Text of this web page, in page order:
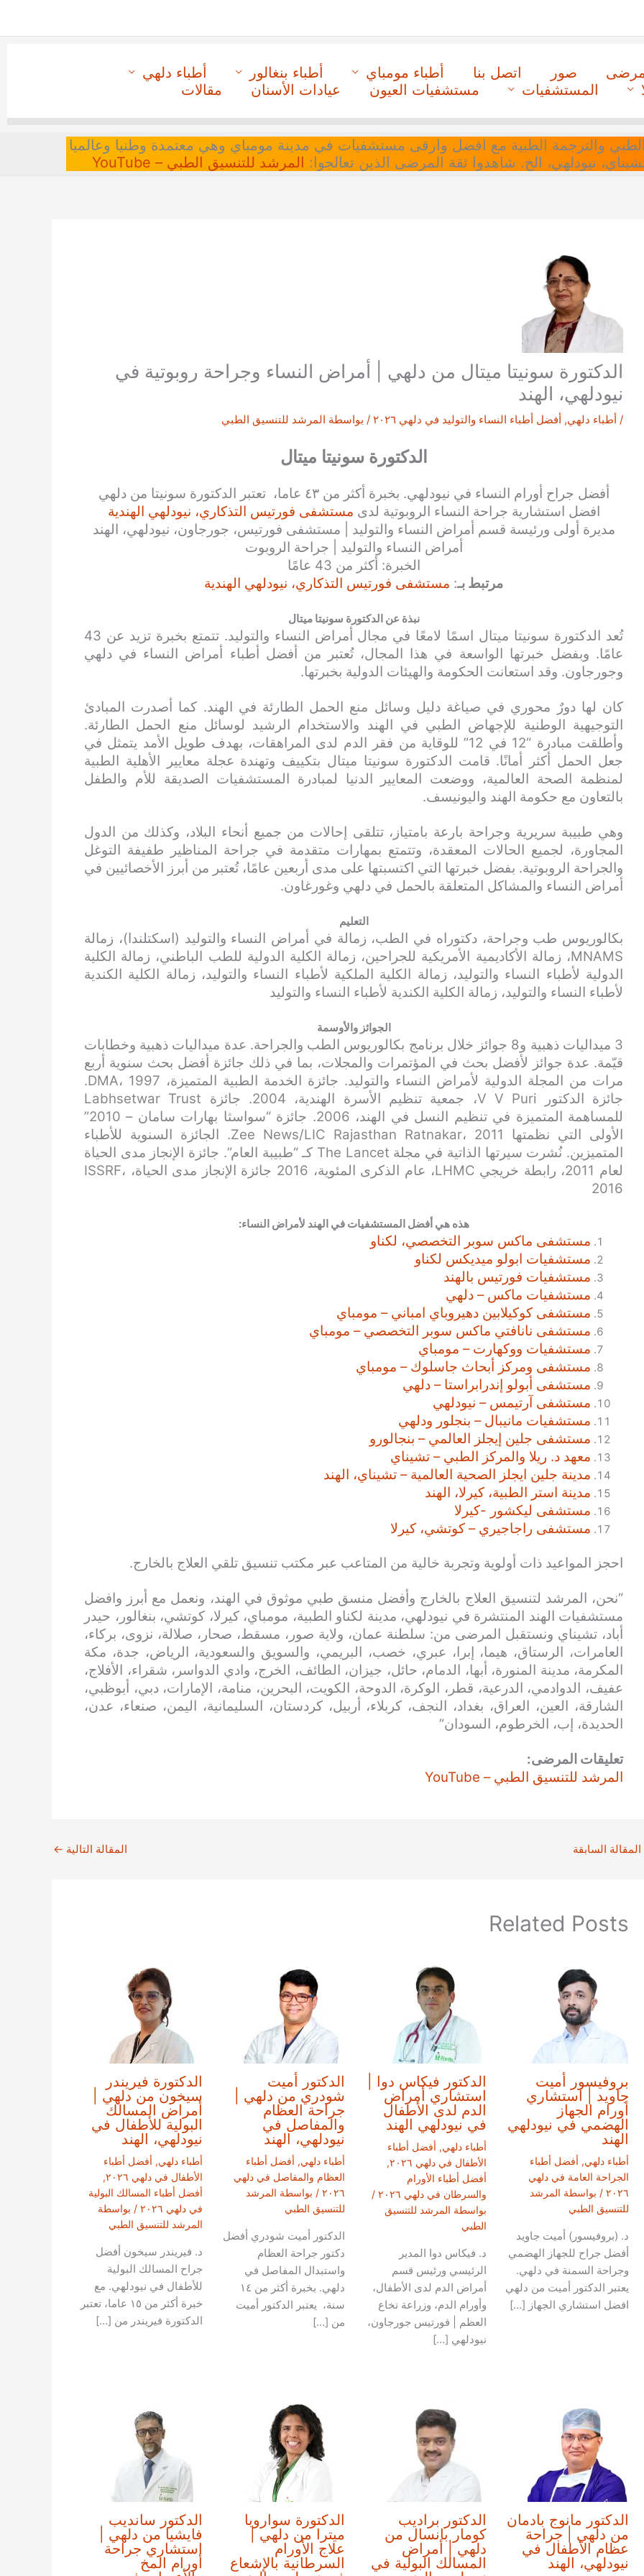
صور اتصل بنا أطباء مومباي أطباء بنغالور
أطباء دلهي
المستشفيات مستشفيات العيون عيادات الأسنان مقالات
الطبي والترجمة الطبية مع افضل وارقى مستشفيات في مدينة مومباي وهي معتمدة وطنيا وعالميا
تشيناي، نيودلهي، الخ. شاهدوا ثقة المرضى الذين تعالجوا: المرشد للتنسيق الطبي – YouTube
الدكتورة سونيتا ميتال من دلهي | أمراض النساء وجراحة روبوتية في
نيودلهي، الهند
/ أطباء دلهي, أفضل أطباء النساء والتوليد في دلهي ٢٠٢٦ / بواسطة المرشد للتنسيق الطبي
الدكتورة سونيتا ميتال
أفضل جراح أورام النساء في نيودلهي. بخبرة أكثر من ٤٣ عاما، تعتبر الدكتورة سونيتا من دلهي
افضل استشارية جراحة النساء الروبوتية لدى مستشفى فورتيس التذكاري، نيودلهي الهندية
مديرة أولى ورئيسة قسم أمراض النساء والتوليد | مستشفى فورتيس، جورجاون، نيودلهي، الهند
أمراض النساء والتوليد | جراحة الروبوت
الخبرة: أكثر من 43 عامًا
مرتبط بـ: مستشفى فورتيس التذكاري، نيودلهي الهندية
نبذة عن الدكتورة سونيتا ميتال
تُعد الدكتورة سونيتا ميتال اسمًا لامعًا في مجال أمراض النساء والتوليد. تتمتع بخبرة تزيد عن 43
عامًا. وبفضل خبرتها الواسعة في هذا المجال، تُعتبر من أفضل أطباء أمراض النساء في دلهي
وجورجاون. وقد استعانت الحكومة والهيئات الدولية بخبرتها.
كان لها دورٌ محوري في صياغة دليل وسائل منع الحمل الطارئة في الهند. كما أصدرت المبادئ
التوجيهية الوطنية للإجهاض الطبي في الهند والاستخدام الرشيد لوسائل منع الحمل الطارئة.
وأطلقت مبادرة “12 في 12” للوقاية من فقر الدم لدى المراهقات، بهدف طويل الأمد يتمثل في
جعل الحمل أكثر أمانًا. قامت الدكتورة سونيتا ميتال بتكييف وتهندة عجلة معايير الأهلية الطبية
لمنظمة الصحة العالمية، ووضعت المعايير الدنيا لمبادرة المستشفيات الصديقة للأم والطفل
بالتعاون مع حكومة الهند واليونيسف.
وهي طبيبة سريرية وجراحة بارعة بامتياز، تتلقى إحالات من جميع أنحاء البلاد، وكذلك من الدول
المجاورة، لجميع الحالات المعقدة، وتتمتع بمهارات متقدمة في جراحة المناظير طفيفة التوغل
والجراحة الروبوتية. بفضل خبرتها التي اكتسبتها على مدى أربعين عامًا، تُعتبر من أبرز الأخصائيين في
أمراض النساء والمشاكل المتعلقة بالحمل في دلهي وغورغاون.
التعليم
بكالوريوس طب وجراحة، دكتوراه في الطب، زمالة في أمراض النساء والتوليد (اسكتلندا)، زمالة
MNAMS، زمالة الأكاديمية الأمريكية للجراحين، زمالة الكلية الدولية للطب الباطني، زمالة الكلية
الدولية لأطباء النساء والتوليد، زمالة الكلية الملكية لأطباء النساء والتوليد، زمالة الكلية الكندية
لأطباء النساء والتوليد، زمالة الكلية الكندية لأطباء النساء والتوليد
الجوائز والأوسمة
3 ميداليات ذهبية و8 جوائز خلال برنامج بكالوريوس الطب والجراحة. عدة ميداليات ذهبية وخطابات
قيّمة. عدة جوائز لأفضل بحث في المؤتمرات والمجلات، بما في ذلك جائزة أفضل بحث سنوية أربع
مرات من المجلة الدولية لأمراض النساء والتوليد. جائزة الخدمة الطبية المتميزة، DMA، 1997.
جائزة الدكتور V V Puri، جمعية تنظيم الأسرة الهندية، 2004. جائزة Labhsetwar Trust
للمساهمة المتميزة في تنظيم النسل في الهند، 2006. جائزة “سواسثا بهارات سامان – 2010”
الأولى التي نظمتها Zee News/LIC Rajasthan Ratnakar، 2011. الجائزة السنوية للأطباء
المتميزين. نُشرت سيرتها الذاتية في مجلة The Lancet كـ “طبيبة العام”. جائزة الإنجاز مدى الحياة
لعام 2011، رابطة خريجي LHMC، عام الذكرى المئوية، 2016 جائزة الإنجاز مدى الحياة، ISSRF،
2016
هذه هي أفضل المستشفيات في الهند لأمراض النساء:
مستشفى ماكس سوبر التخصصي، لكناو
مستشفيات ابولو ميديكس لكناو
مستشفيات فورتيس بالهند
مستشفيات ماكس – دلهي
مستشفى كوكيلابين دهيروباي امباني – مومباي
مستشفى نانافتي ماكس سوبر التخصصي – مومباي
مستشفيات ووكهارت – مومباي
مستشفى ومركز أبحاث جاسلوك – مومباي
مستشفى أبولو إندرابراستا – دلهي
مستشفى آرتيمس – نيودلهي
مستشفيات مانيبال – بنجلور ودلهي
مستشفى جلين إيجلز العالمي – بنجالورو
معهد د. ريلا والمركز الطبي – تشيناي
مدينة جلين ايجلز الصحية العالمية – تشيناي، الهند
مدينة استر الطبية، كيرلا، الهند
مستشفى ليكشور -كيرلا
مستشفى راجاجيري – كوتشي، كيرلا
احجز المواعيد ذات أولوية وتجربة خالية من المتاعب عبر مكتب تنسيق تلقي العلاج بالخارج.
“نحن، المرشد لتنسيق العلاج بالخارج وأفضل منسق طبي موثوق في الهند، ونعمل مع أبرز وافضل
مستشفيات الهند المنتشرة في نيودلهي، مدينة لكناو الطبية، مومباي، كيرلا، كوتشي، بنغالور، حيدر
أباد، تشيناي ونستقبل المرضى من: سلطنة عمان، ولاية صور، مسقط، صحار، صلالة، نزوى، بركاء،
العامرات، الرستاق، هيما، إبرا، عبري، خصب، البريمي، والسويق والسعودية، الرياض، جدة، مكة
المكرمة، مدينة المنورة، أبها، الدمام، حائل، جيزان، الطائف، الخرج، وادي الدواسر، شقراء، الأفلاج،
عفيف، الدوادمي، الدرعية، قطر، الوكرة، الدوحة، الكويت، البحرين، منامة، الإمارات، دبي، أبوظبي،
الشارقة، العين، العراق، بغداد، النجف، كربلاء، أربيل، كردستان، السليمانية، اليمن، صنعاء، عدن،
الحديدة، إب، الخرطوم، السودان”
تعليقات المرضى:
المرشد للتنسيق الطبي – YouTube
المقالة السابقة المقالة التالية ←
Related Posts
بروفيسور أميت
جاويد | استشاري
أورام الجهاز
الهضمي في نيودلهي
الهند
أطباء دلهي, أفضل أطباء
الجراحة العامة في دلهي
٢٠٢٦ / بواسطة المرشد
للتنسيق الطبي
د. (بروفيسور) أميت جاويد
أفضل جراح للجهاز الهضمي
وجراحة السمنة في دلهي.
يعتبر الدكتور أميت من دلهي
افضل استشاري الجهاز […]
الدكتور فيكاس دوا |
استشاري أمراض
الدم لدى الأطفال
في نيودلهي الهند
أطباء دلهي, أفضل أطباء
الأطفال في دلهي ٢٠٢٦
,
أفضل أطباء الأورام
والسرطان في دلهي ٢٠٢٦
/
بواسطة المرشد للتنسيق
الطبي
د. فيكاس دوا المدير
الرئيسي ورئيس قسم
أمراض الدم لدى الأطفال،
وأورام الدم، وزراعة نخاع
العظم | فورتيس جورجاون،
نيودلهي […]
الدكتور أميت
شودري من دلهي |
جراحة العظام
والمفاصل في
نيودلهي، الهند
أطباء دلهي, أفضل أطباء
العظام والمفاصل في دلهي
٢٠٢٦ / بواسطة المرشد
للتنسيق الطبي
الدكتور أميت شودري أفضل
دكتور جراحة العظام
واستبدال المفاصل في
دلهي. بخبرة أكثر من ١٤
سنة، يعتبر الدكتور أميت
من […]
الدكتورة فيريندر
سيخون من دلهي |
أمراض المسالك
البولية للأطفال في
نيودلهي، الهند
أطباء دلهي, أفضل أطباء
الأطفال في دلهي ٢٠٢٦
,
أفضل أطباء المسالك البولية
في دلهي ٢٠٢٦
/ بواسطة
المرشد للتنسيق الطبي
د. فيريندر سيخون أفضل
جراح المسالك البولية
للأطفال في نيودلهي. مع
خبرة أكثر من ١٥ عاما، تعتبر
الدكتورة فيريندر من […]
الدكتور مانوج بادمان
من دلهي | جراحة
عظام الأطفال في
نيودلهي، الهند
الدكتور براديب
كومار بانسال من
دلهي | أمراض
المسالك البولية في
الدكتورة سواروبا
ميترا من دلهي |
علاج الأورام
السرطانية بالإشعاع
الدكتور سانديب
فايشيا من دلهي |
استشاري جراحة
أورام المخ